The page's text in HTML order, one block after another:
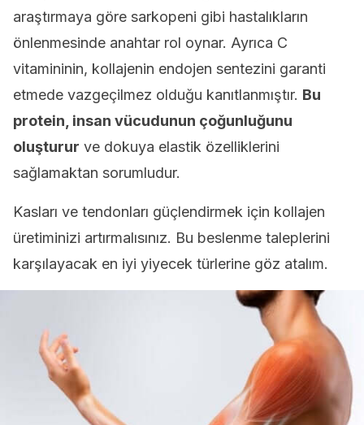
araştırmaya göre sarkopeni gibi hastalıkların
önlenmesinde anahtar rol oynar. Ayrıca C
vitamininin, kollajenin endojen sentezini garanti
etmede vazgeçilmez olduğu kanıtlanmıştır. Bu
protein, insan vücudunun çoğunluğunu
oluşturur ve dokuya elastik özelliklerini
sağlamaktan sorumludur.
Kasları ve tendonları güçlendirmek için kollajen
üretiminizi artırmalısınız. Bu beslenme taleplerini
karşılayacak en iyi yiyecek türlerine göz atalım.